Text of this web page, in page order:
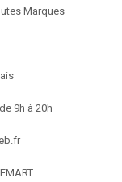
Marques
9h à 20h